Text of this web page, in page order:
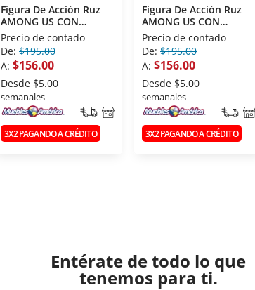
Figura De Acción Ruz
AMONG US CON
ACCESORIO 2.5''
NARANJA
Precio de contado
De: $195.00
A: $156.00
Desde $5.00
semanales
3X2 PAGANDO A CRÉDITO
Figura De Acción Ruz
AMONG US CON
ACCESORIO 2.5'' VERDE
Precio de contado
De: $195.00
A: $156.00
Desde $5.00
semanales
3X2 PAGANDO A CRÉDITO
Entérate de todo lo que
tenemos para ti.